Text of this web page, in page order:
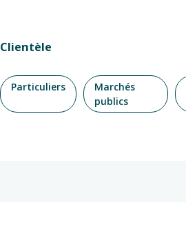
Clientèle
Particuliers
Marchés
publics